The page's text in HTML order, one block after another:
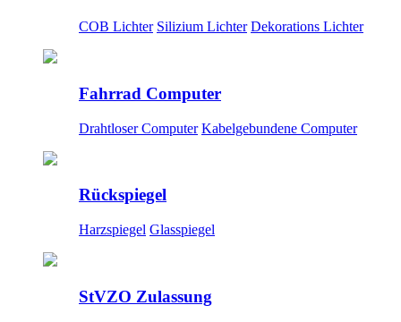
COB Lichter Silizium Lichter Dekorations Lichter
Fahrrad Computer
Drahtloser Computer Kabelgebundene Computer
Rückspiegel
Harzspiegel Glasspiegel
StVZO Zulassung